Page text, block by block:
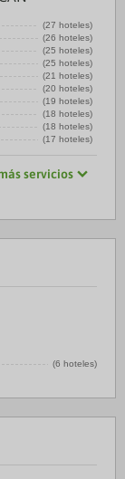
(27 hoteles)
(26 hoteles)
(25 hoteles)
(25 hoteles)
(21 hoteles)
(20 hoteles)
(19 hoteles)
(18 hoteles)
(18 hoteles)
(17 hoteles)
servicios
(6 hoteles)